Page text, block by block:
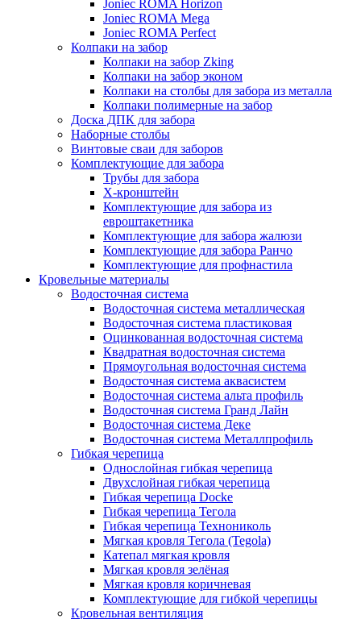
Joniec ROMA Horizon
Joniec ROMA Mega
Joniec ROMA Perfect
Колпаки на забор
Колпаки на забор Zking
Колпаки на забор эконом
Колпаки на столбы для забора из металла
Колпаки полимерные на забор
Доска ДПК для забора
Наборные столбы
Винтовые сваи для заборов
Комплектующие для забора
Трубы для забора
Х-кронштейн
Комплектующие для забора из
евроштакетника
Комплектующие для забора жалюзи
Комплектующие для забора Ранчо
Комплектующие для профнастила
Кровельные материалы
Водосточная система
Водосточная система металлическая
Водосточная система пластиковая
Оцинкованная водосточная система
Квадратная водосточная система
Прямоугольная водосточная система
Водосточная система аквасистем
Водосточная система альта профиль
Водосточная система Гранд Лайн
Водосточная система Деке
Водосточная система Металлпрофиль
Гибкая черепица
Однослойная гибкая черепица
Двухслойная гибкая черепица
Гибкая черепица Docke
Гибкая черепица Тегола
Гибкая черепица Технониколь
Мягкая кровля Тегола (Tegola)
Катепал мягкая кровля
Мягкая кровля зелёная
Мягкая кровля коричневая
Комплектующие для гибкой черепицы
Кровельная вентиляция